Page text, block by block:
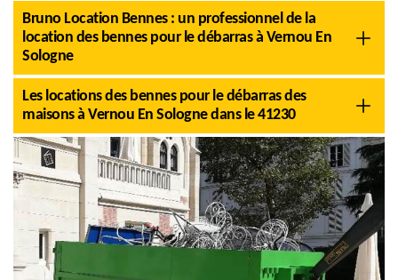
Bruno Location Bennes : un professionnel de la
location des bennes pour le débarras à Vernou En
Sologne
Les locations des bennes pour le débarras des
maisons à Vernou En Sologne dans le 41230